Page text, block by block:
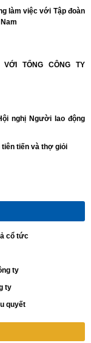
làm việc với Tập đoàn
TỔNG CÔNG TY
nghị Người lao động
tiên tiến và thợ giỏi
cổ tức
ty
ty
quyết